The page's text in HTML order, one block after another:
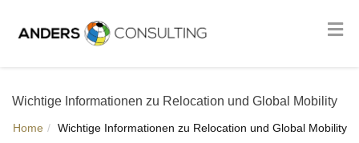
Wichtige Informationen zu Relocation und Global Mobility
Home Wichtige Informationen zu Relocation und Global Mobility